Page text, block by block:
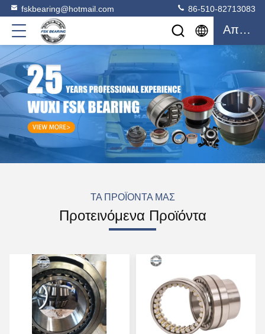
fskbearing@hotmail.com 86-510-82713083
Απόσπασμα
ΤΑ ΠΡΟΪΌΝΤΑ ΜΑΣ
Προτεινόμενα Προϊόντα